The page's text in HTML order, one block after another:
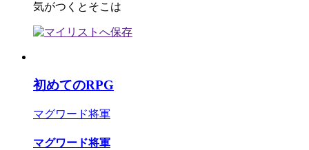
気がつくとそこは
初めてのRPG
マグワード将軍
マグワード将軍